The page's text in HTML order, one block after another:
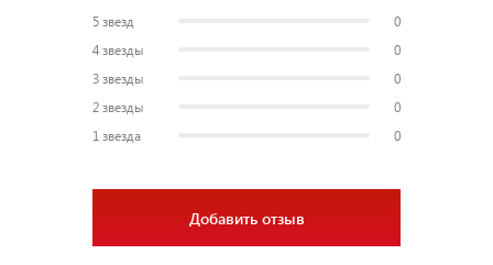
5 звезд
0
4 звезды
0
3 звезды
0
2 звезды
0
1 звезда
0
Добавить отзыв